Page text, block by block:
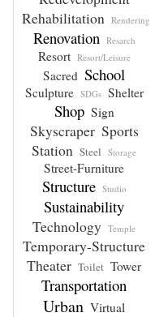
Rehabilitation Rendering
Renovation Resarch
Resort Resort/Leisure
Sacred School
Sculpture SDGs Shelter
Shop Sign
Skyscraper Sports
Station Steel Storage
Street-Furniture
Structure Studio
Sustainability
Technology Temple
Temporary-Structure
Theater Toilet Tower
Transportation
Urban Virtual